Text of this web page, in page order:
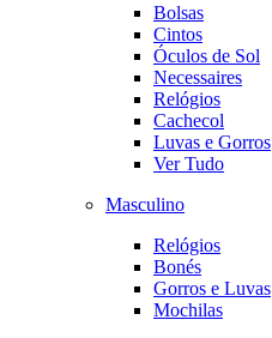
Bolsas
Cintos
Óculos de Sol
Necessaires
Relógios
Cachecol
Luvas e Gorros
Ver Tudo
Masculino
Relógios
Bonés
Gorros e Luvas
Mochilas